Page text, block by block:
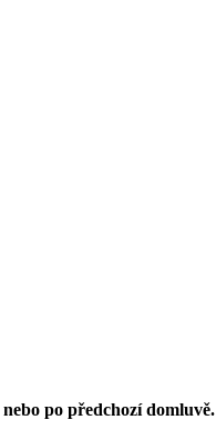
po předchozí domluvě.